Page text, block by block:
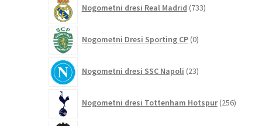
Nogometni dresi Real Madrid 733izdelkov
Nogometni Dresi Sporting CP 0izdelkov
Nogometni dresi SSC Napoli 23izdelkov
Nogometni dresi Tottenham Hotspur 256